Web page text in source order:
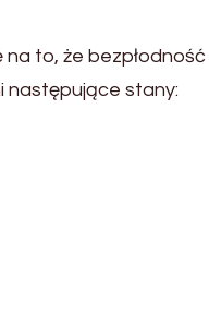
to, że
następujące stany: